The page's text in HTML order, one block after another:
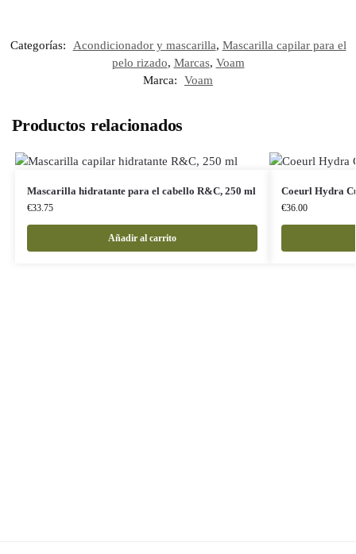
Categorías: Acondicionador y mascarilla, Mascarilla capilar para el
pelo rizado, Marcas, Voam
Marca:
Voam
Productos relacionados
Mascarilla hidratante para el cabello R&C, 250 ml
€33.75
Añadir al carrito
Coeurl Hydra
€36.00